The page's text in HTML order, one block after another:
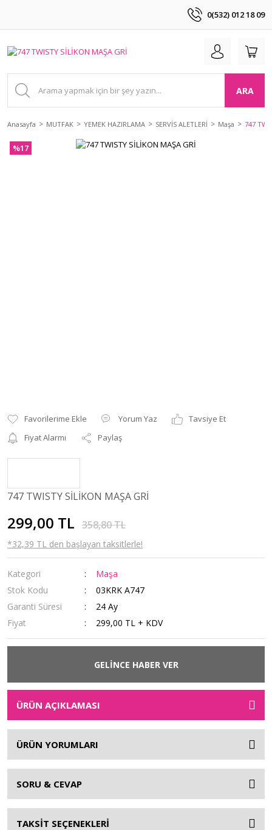
0(532) 012 18 09
ARA
Anasayfa MUTFAK YEMEK HAZIRLAMA SERVİS ALETLERİ Maşa 747
%17
Yorum Yaz
Tavsiye Et
Fiyat Alarmı
Paylaş
747 TWISTY SİLİKON MAŞA GRİ
299,00 TL 358,80 TL
*32,39 TL den başlayan taksitlerle!
Kategori
Maşa
Stok Kodu
03KRK A747
Garanti Süresi
24 Ay
Fiyat
299,00 TL + KDV
GELİNCE HABER VER
ÜRÜN AÇIKLAMASI
ÜRÜN YORUMLARI
SORU & CEVAP
TAKSİT SEÇENEKLERİ